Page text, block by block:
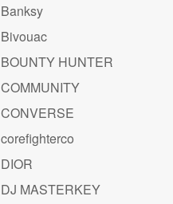
Banksy
Bivouac
BOUNTY HUNTER
COMMUNITY
CONVERSE
corefighterco
DIOR
DJ MASTERKEY